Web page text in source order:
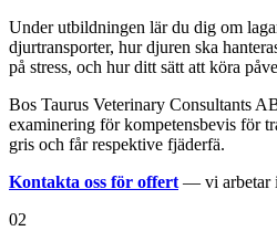
Under utbildningen lär du dig om
djurtransporter, hur djuren ska
på stress, och hur ditt sätt att köra
Bos Taurus Veterinary Consultants
examinering för kompetensbevis för
gris och får respektive fjäderfä.
Kontakta oss för offert — vi arbetar
02